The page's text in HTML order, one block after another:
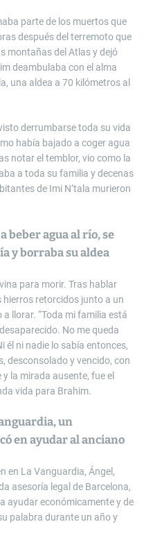
parte de los muertos que
después del terremoto que
montañas del Atlas y dejó
deambulaba con el alma
una aldea a 70 kilómetros al
derrumbarse toda su vida
había bajado a coger agua
notar el temblor, vio como la
a toda su familia y decenas
de Imi N’tala murieron
beber agua al río, se
y borraba su aldea
para morir. Tras hablar
hierros retorcidos junto a un
llorar. “Toda mi familia está
No me queda
él ni nadie lo sabía entonces,
desconsolado y vencido, con
la mirada ausente, fue el
vida para Brahim.
un
en ayudar al anciano
en La Vanguardia, Ángel,
asesoría legal de Barcelona,
ayudar económicamente y de
palabra durante un año y